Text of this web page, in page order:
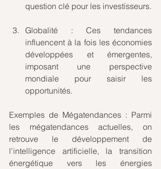
question clé pour les investisseurs.
Globalité : Ces tendances
influencent à la fois les économies
développées et émergentes,
imposant une perspective
mondiale pour saisir les
opportunités.
Exemples de Mégatendances : Parmi
les mégatendances actuelles, on
retrouve le développement de
l'intelligence artificielle, la transition
énergétique vers les énergies